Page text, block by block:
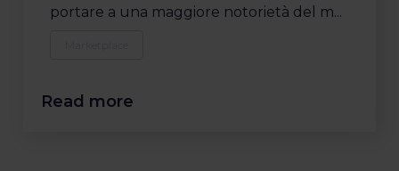
portare a una maggiore notorietà del m...
Read more